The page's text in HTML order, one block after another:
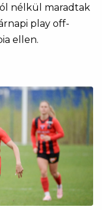
nélkül maradtak
play off-
ellen.